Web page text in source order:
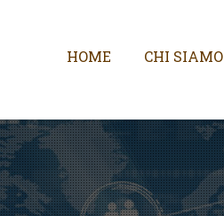
HOME CHI SIAMO